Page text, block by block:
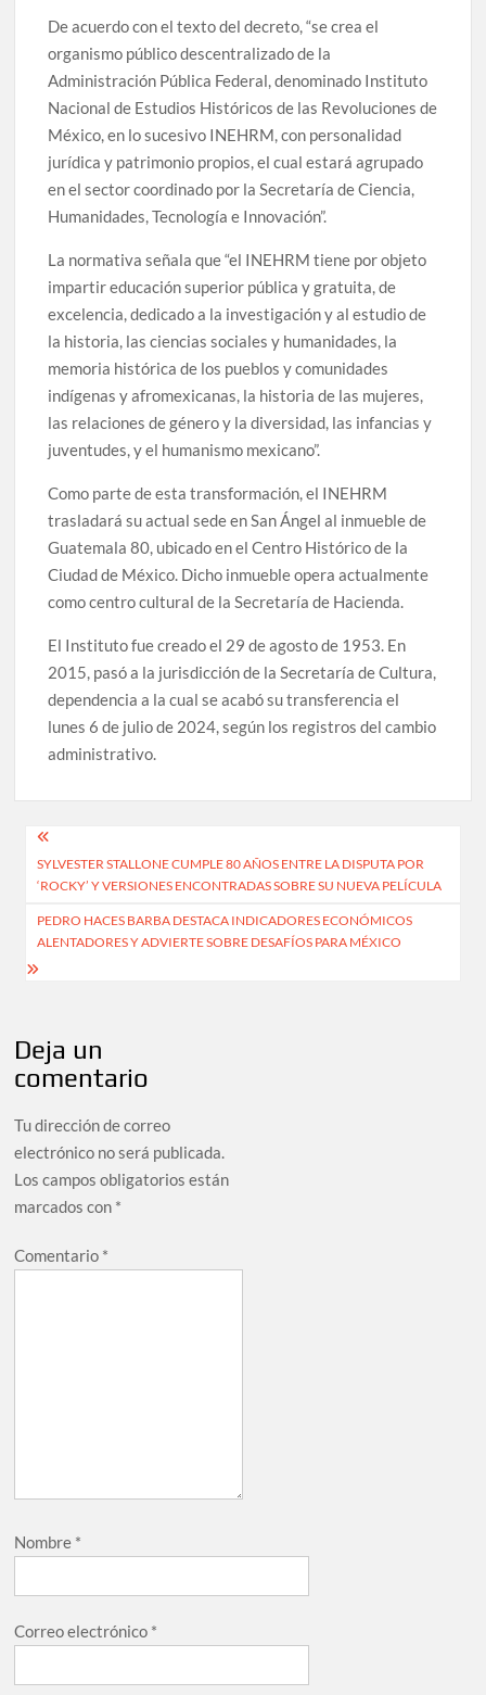
De acuerdo con el texto del decreto, “se crea el
organismo público descentralizado de la
Administración Pública Federal, denominado Instituto
Nacional de Estudios Históricos de las Revoluciones de
México, en lo sucesivo INEHRM, con personalidad
jurídica y patrimonio propios, el cual estará agrupado
en el sector coordinado por la Secretaría de Ciencia,
Humanidades, Tecnología e Innovación”.
La normativa señala que “el INEHRM tiene por objeto
impartir educación superior pública y gratuita, de
excelencia, dedicado a la investigación y al estudio de
la historia, las ciencias sociales y humanidades, la
memoria histórica de los pueblos y comunidades
indígenas y afromexicanas, la historia de las mujeres,
las relaciones de género y la diversidad, las infancias y
juventudes, y el humanismo mexicano”.
Como parte de esta transformación, el INEHRM
trasladará su actual sede en San Ángel al inmueble de
Guatemala 80, ubicado en el Centro Histórico de la
Ciudad de México. Dicho inmueble opera actualmente
como centro cultural de la Secretaría de Hacienda.
El Instituto fue creado el 29 de agosto de 1953. En
2015, pasó a la jurisdicción de la Secretaría de Cultura,
dependencia a la cual se acabó su transferencia el
lunes 6 de julio de 2024, según los registros del cambio
administrativo.
Navegación
de
entradas
SYLVESTER STALLONE CUMPLE 80 AÑOS ENTRE LA DISPUTA POR
‘ROCKY’ Y VERSIONES ENCONTRADAS SOBRE SU NUEVA PELÍCULA
PEDRO HACES BARBA DESTACA INDICADORES ECONÓMICOS
ALENTADORES Y ADVIERTE SOBRE DESAFÍOS PARA MÉXICO
Deja un
comentario
Tu dirección de correo
electrónico no será publicada.
Los campos obligatorios están
marcados con *
Comentario *
Nombre *
Correo electrónico *